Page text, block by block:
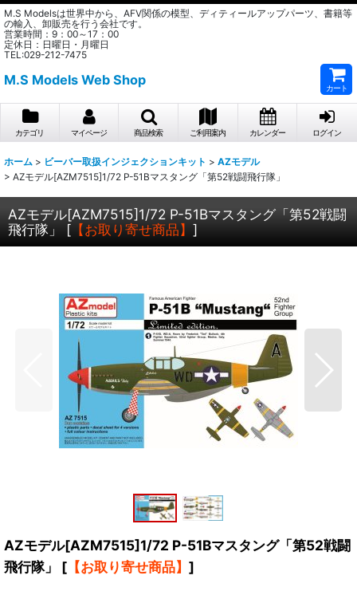
M.S Modelsは世界中から、AFV関係の模型、ディティールアップパーツ、書籍等
の輸入、卸販売を行う会社です。
営業時間：9：00～17：00
定休日：日曜日・月曜日
TEL:029-212-7475
M.S Models Web Shop
カート
カテゴリ マイページ 商品検索 ご利用案内 カレンダー ログイン
ホーム > ビーバー取扱インジェクションキット > AZモデル
> AZモデル[AZM7515]1/72 P-51Bマスタング「第52戦闘飛行隊」
AZモデル[AZM7515]1/72 P-51Bマスタング「第52戦闘
飛行隊」
[ 【お取り寄せ商品】 ]
AZモデル[AZM7515]1/72 P-51Bマスタング「第52戦闘
飛行隊」
[ 【お取り寄せ商品】 ]